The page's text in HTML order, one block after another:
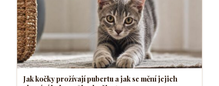
Jak kočky prožívají pubertu a jak se mění jejich